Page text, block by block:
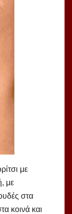
με
με
στα
κοινά και